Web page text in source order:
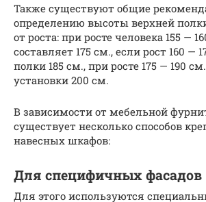
Также существуют общие
определению высоты верхней
от роста: при росте человека 155 —
составляет 175 см., если рост 160 —
полки 185 см., при росте 175 — 190
установки 200 см.
В зависимости от мебельной
существует несколько способов
навесных шкафов:
Для специфичных фасадов
Для этого используются